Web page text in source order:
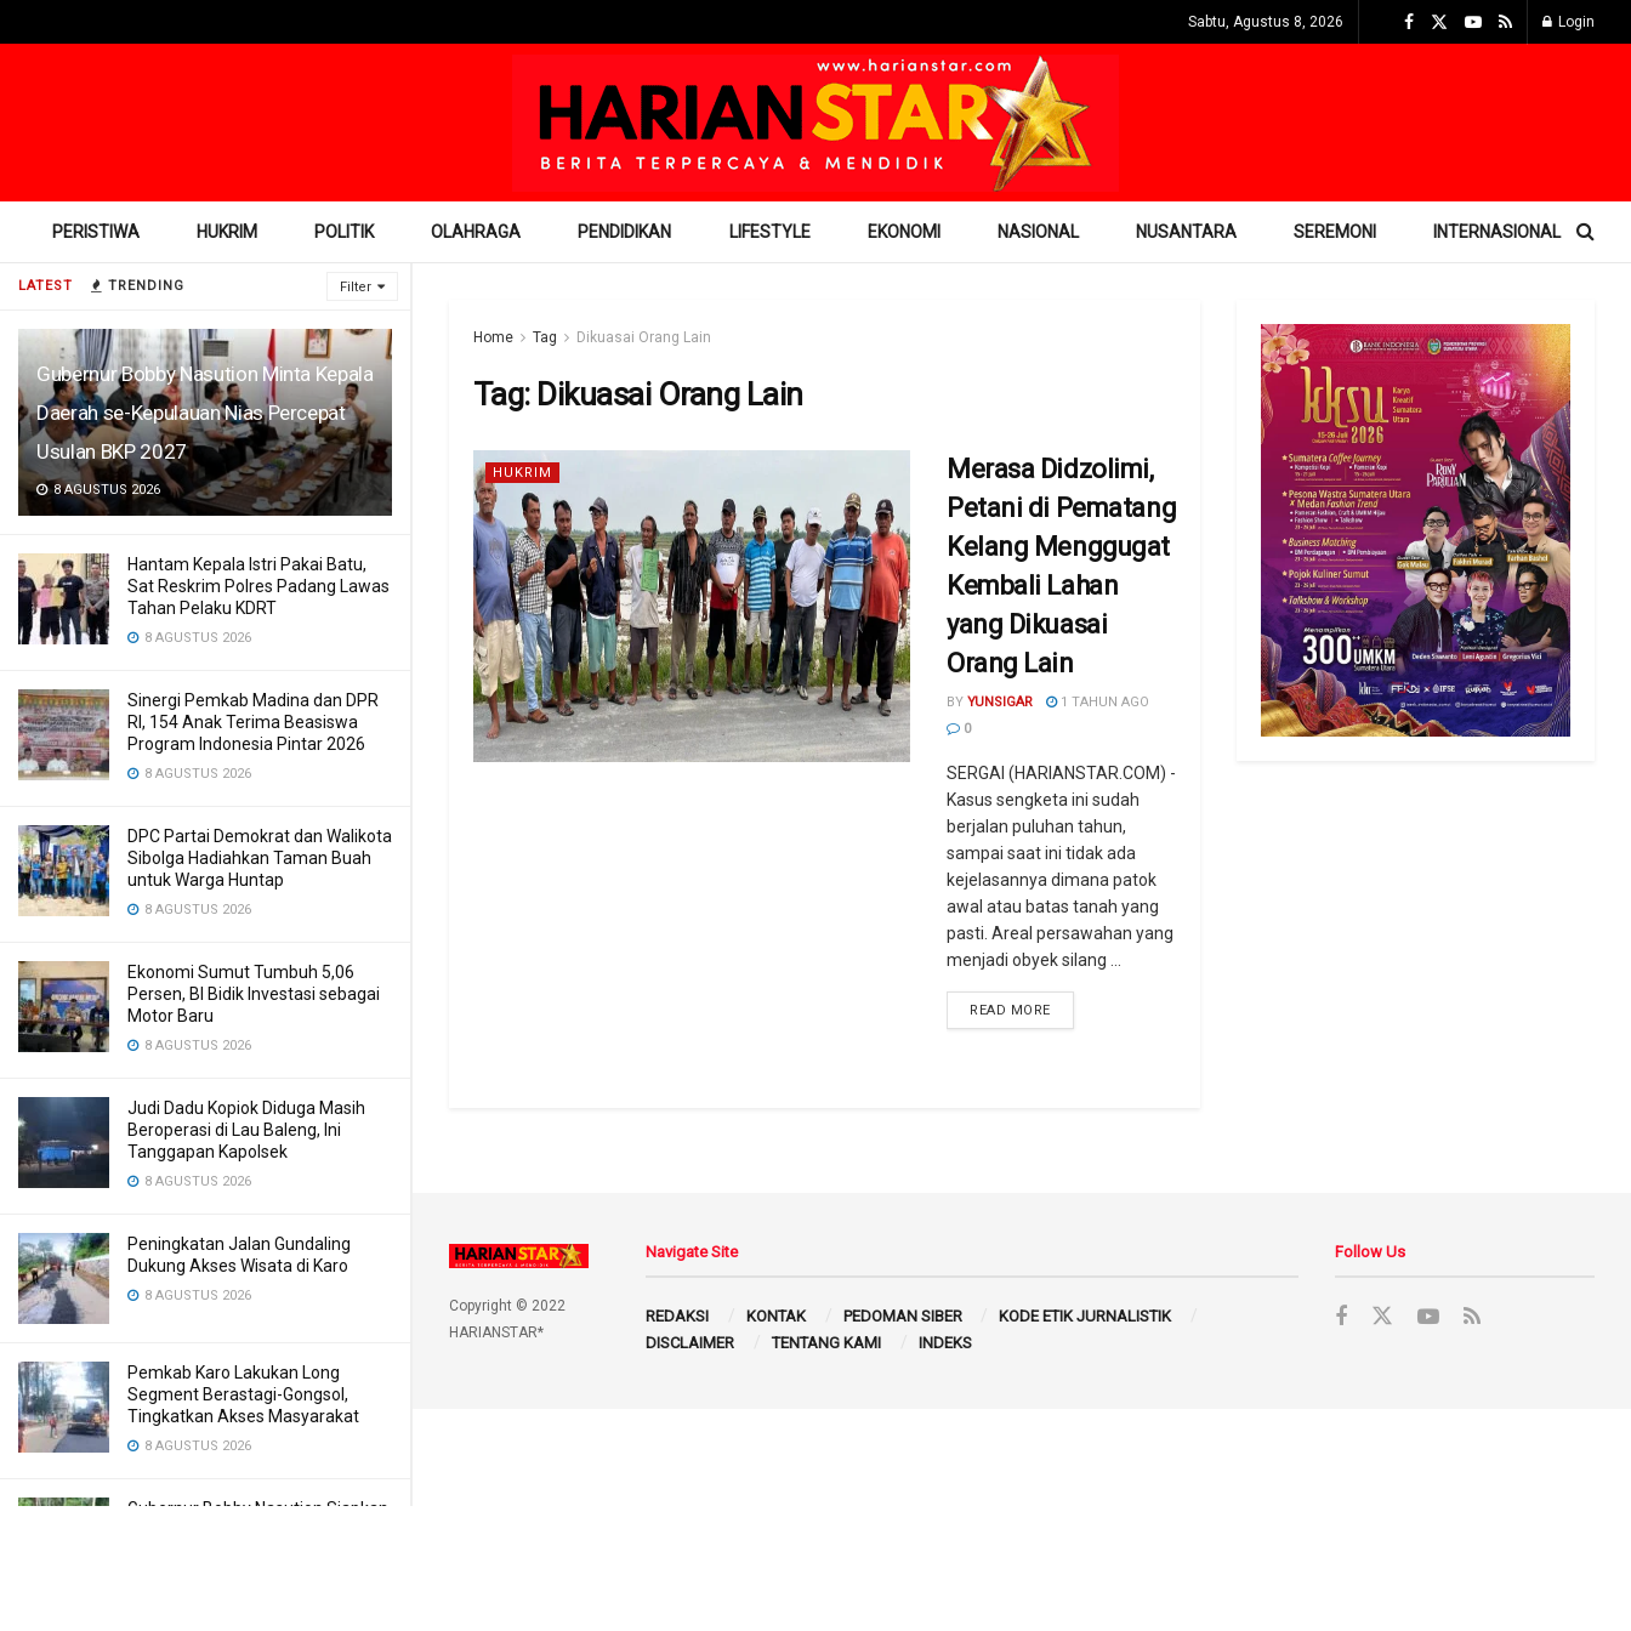
LATEST TRENDING Filter
Gubernur Bobby Nasution Minta Kepala
Daerah se-Kepulauan Nias Percepat
Usulan BKP 2027
8 AGUSTUS 2026
Hantam Kepala Istri Pakai Batu,
Sat Reskrim Polres Padang Lawas
Tahan Pelaku KDRT
8 AGUSTUS 2026
Sinergi Pemkab Madina dan DPR
RI, 154 Anak Terima Beasiswa
Program Indonesia Pintar 2026
8 AGUSTUS 2026
DPC Partai Demokrat dan Walikota
Sibolga Hadiahkan Taman Buah
untuk Warga Huntap
8 AGUSTUS 2026
Ekonomi Sumut Tumbuh 5,06
Persen, BI Bidik Investasi sebagai
Motor Baru
8 AGUSTUS 2026
Judi Dadu Kopiok Diduga Masih
Beroperasi di Lau Baleng, Ini
Tanggapan Kapolsek
8 AGUSTUS 2026
Peningkatan Jalan Gundaling
Dukung Akses Wisata di Karo
8 AGUSTUS 2026
Pemkab Karo Lakukan Long
Segment Berastagi-Gongsol,
Tingkatkan Akses Masyarakat
8 AGUSTUS 2026
Gubernur Bobby Nasution Siapkan
Sabtu, Agustus 8, 2026 Login
PERISTIWA HUKRIM POLITIK OLAHRAGA PENDIDIKAN LIFESTYLE EKONOMI NASIONAL NUSANTARA SEREMONI INTERNASIONAL
Home Tag Dikuasai Orang Lain
Tag: Dikuasai Orang Lain
HUKRIM
Merasa Didzolimi,
Petani di Pematang
Kelang Menggugat
Kembali Lahan
yang Dikuasai
Orang Lain
BY YUNSIGAR
1 TAHUN AGO
0
SERGAI (HARIANSTAR.COM) -
Kasus sengketa ini sudah
berjalan puluhan tahun,
sampai saat ini tidak ada
kejelasannya dimana patok
awal atau batas tanah yang
pasti. Areal persawahan yang
menjadi obyek silang ...
READ MORE
Copyright © 2022
HARIANSTAR*
Navigate Site
REDAKSI KONTAK PEDOMAN SIBER
KODE ETIK JURNALISTIK
DISCLAIMER
TENTANG KAMI INDEKS
Follow Us